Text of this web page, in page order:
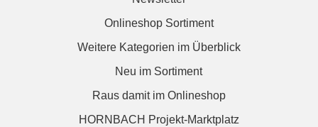
Onlineshop Sortiment
Weitere Kategorien im Überblick
Neu im Sortiment
Raus damit im Onlineshop
HORNBACH Projekt-Marktplatz